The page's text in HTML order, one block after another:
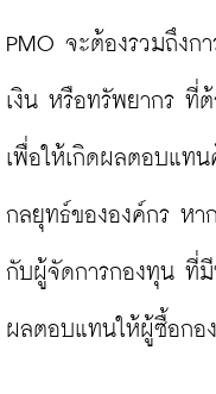
PMO จะต้องรวมถึงก
เงิน หรือทรัพยากร ที่ต้
เพื่อให้เกิดผลตอบแท
กลยุทธ์ขององค์กร หา
กับผู้จัดการกองทุน ที่มี
ผลตอบแทนให้ผู้ซื้อกอ